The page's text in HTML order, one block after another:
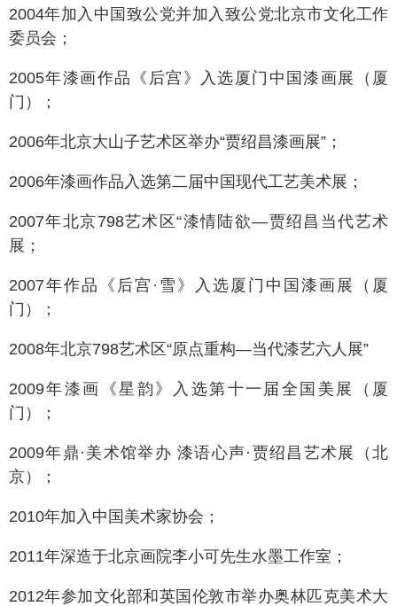
2004年加入中国致公党并加入致公党北京市文化工作
委员会；
2005年漆画作品《后宫》入选厦门中国漆画展（厦
门）；
2006年北京大山子艺术区举办“贾绍昌漆画展”；
2006年漆画作品入选第二届中国现代工艺美术展；
2007年北京798艺术区“漆情陆欲—贾绍昌当代艺术
展；
2007年作品《后宫·雪》入选厦门中国漆画展（厦
门）；
2008年北京798艺术区“原点重构—当代漆艺六人展”
2009年漆画《星韵》入选第十一届全国美展（厦
门）；
2009年鼎·美术馆举办 漆语心声·贾绍昌艺术展（北
京）；
2010年加入中国美术家协会；
2011年深造于北京画院李小可先生水墨工作室；
2012年参加文化部和英国伦敦市举办奥林匹克美术大